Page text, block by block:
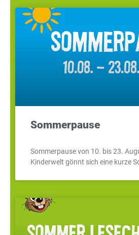
Sommerpause
Sommerpause von 10. bis 23.
Kinderwelt gönnt sich eine kurze